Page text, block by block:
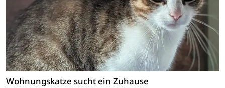
Wohnungskatze sucht ein Zuhause